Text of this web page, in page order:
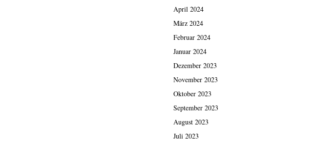
April 2024
März 2024
Februar 2024
Januar 2024
Dezember 2023
November 2023
Oktober 2023
September 2023
August 2023
Juli 2023